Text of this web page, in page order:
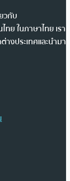
วกับ
ย ในภาษาไทย เรา
งประเทศและนำมา